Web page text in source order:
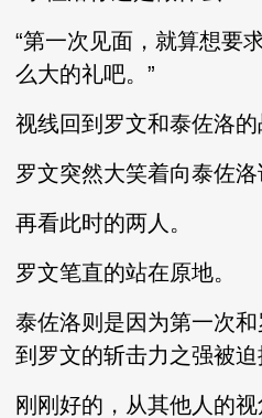
“第一次见面，就算想要
么大的礼吧。”
视线回到罗文和泰佐洛的
罗文突然大笑着向泰佐洛
再看此时的两人。
罗文笔直的站在原地。
泰佐洛则是因为第一次
到罗文的斩击力之强被迫
刚刚好的，从其他人的视